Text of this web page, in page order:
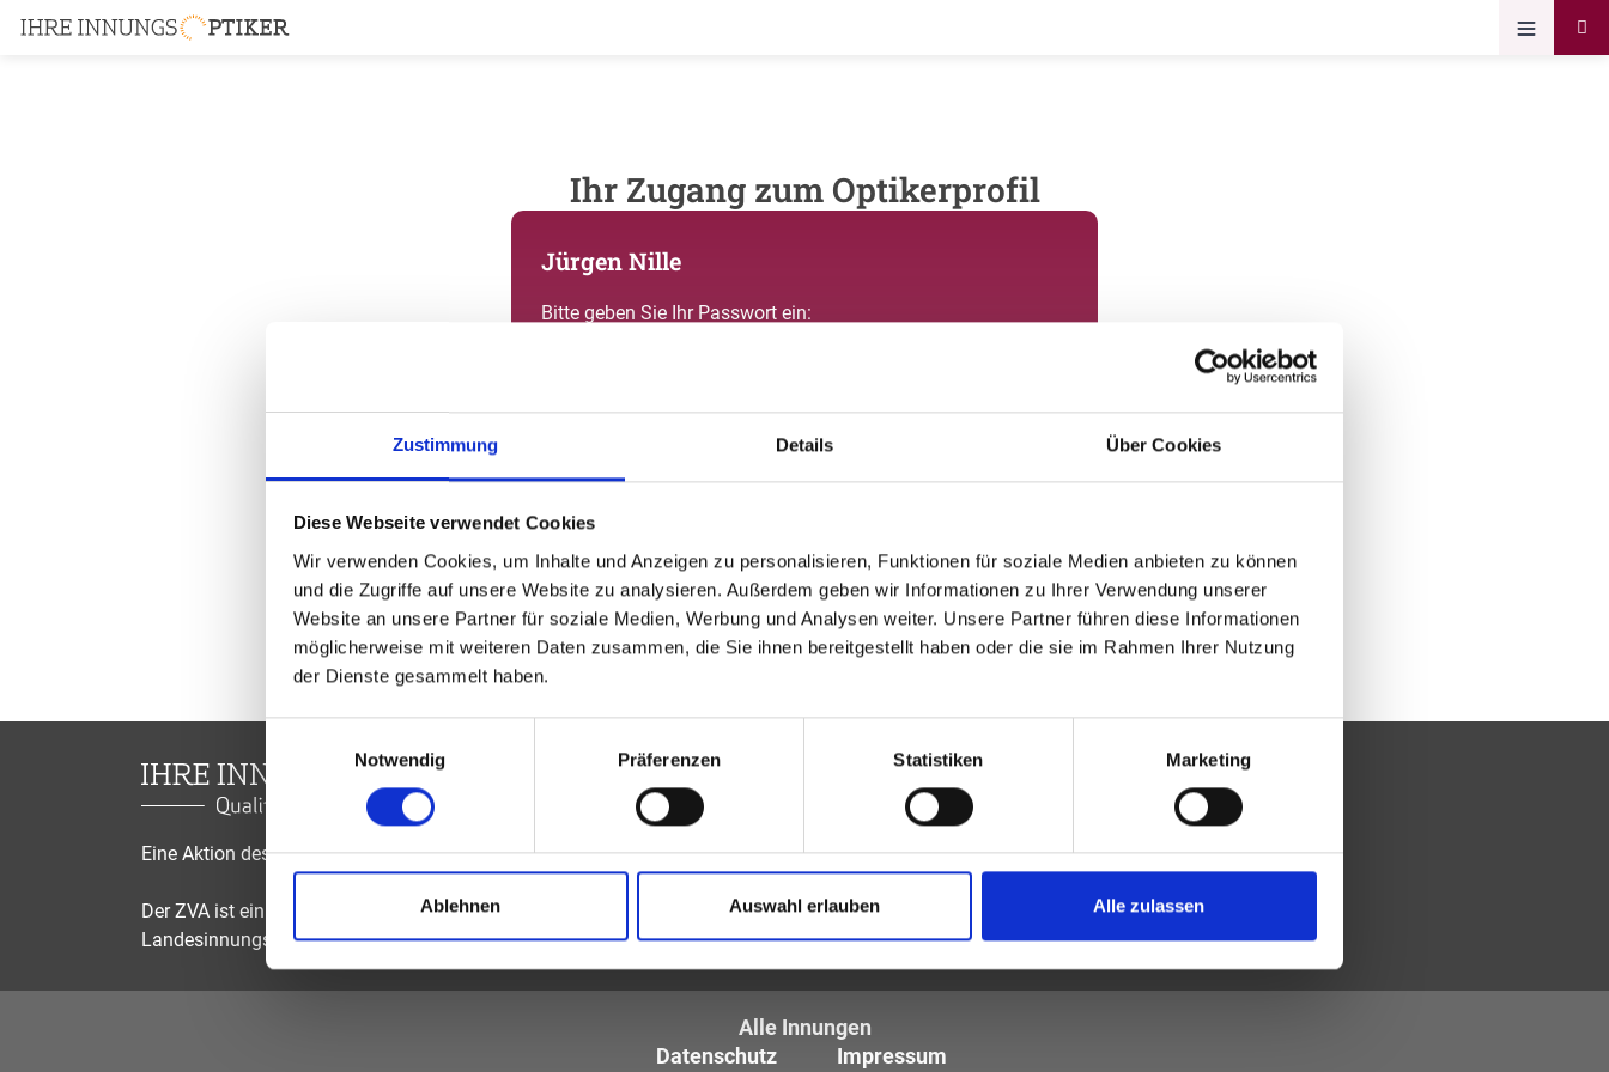
Zustimmung Details Über Cookies
Diese Webseite verwendet Cookies
Wir verwenden Cookies, um Inhalte und Anzeigen zu personalisieren, Funktionen für soziale Medien anbieten zu können
und die Zugriffe auf unsere Website zu analysieren. Außerdem geben wir Informationen zu Ihrer Verwendung unserer
Website an unsere Partner für soziale Medien, Werbung und Analysen weiter. Unsere Partner führen diese Informationen
möglicherweise mit weiteren Daten zusammen, die Sie ihnen bereitgestellt haben oder die sie im Rahmen Ihrer Nutzung
der Dienste gesammelt haben.
Notwendig
Präferenzen Statistiken Marketing
Ablehnen Auswahl erlauben Alle zulassen
Ihr Zugang zum Optikerprofil
Jürgen Nille
Bitte geben Sie Ihr Passwort ein:
Sie sind nicht Jürgen Nille? Zur allgemeinen Suche.
Eine Aktion des Zentralverbandes der Augenoptiker und Optometristen (ZVA)
Der ZVA ist ein Bundesinnungsverband, seine Mitglieder sind die
Landesinnungsverbände und Landesinnungen des Augenoptikerhandwerks.
Alle Innungen
Datenschutz
Impressum